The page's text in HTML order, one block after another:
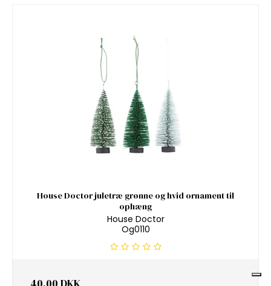
House Doctor juletræ grønne og hvid ornament til
ophæng
House Doctor
Og0110